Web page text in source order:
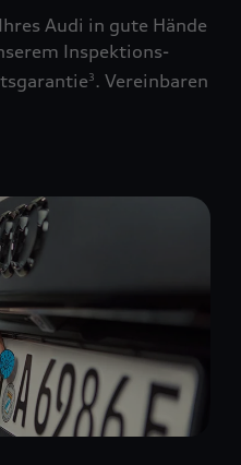
Audi in gute Hände
Inspektions-
3 . Vereinbaren